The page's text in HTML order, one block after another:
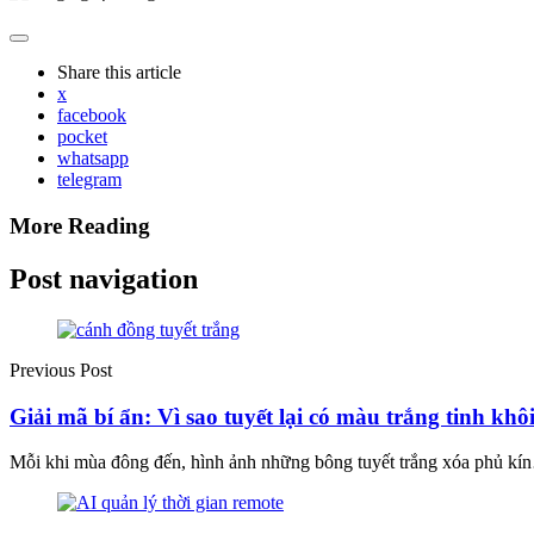
Share this article
x
facebook
pocket
whatsapp
telegram
More Reading
Post navigation
Previous Post
Giải mã bí ẩn: Vì sao tuyết lại có màu trắng tinh
Mỗi khi mùa đông đến, hình ảnh những bông tuyết trắng xóa phủ